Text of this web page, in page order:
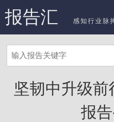
报告汇 感知行业脉
坚韧中升级
报